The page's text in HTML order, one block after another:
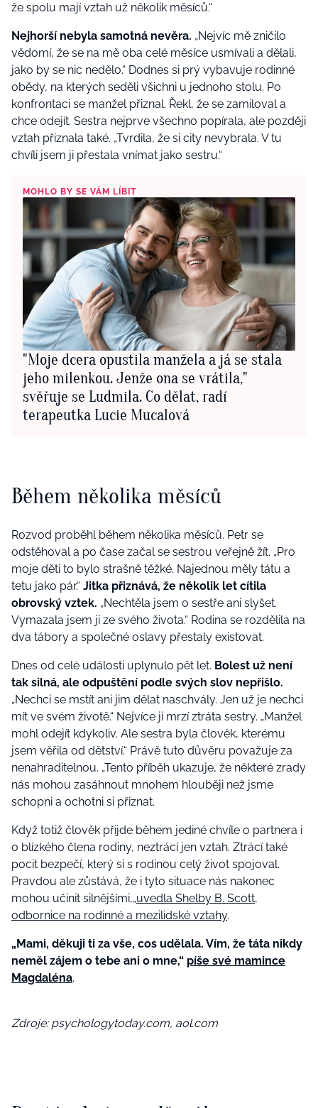
že spolu mají vztah už několik měsíců.“
Nejhorší nebyla samotná nevěra. „Nejvíc mě zničilo
vědomí, že se na mě oba celé měsíce usmívali a dělali,
jako by se nic nedělo.“ Dodnes si prý vybavuje rodinné
obědy, na kterých seděli všichni u jednoho stolu. Po
konfrontaci se manžel přiznal. Řekl, že se zamiloval a
chce odejít. Sestra nejprve všechno popírala, ale později
vztah přiznala také. „Tvrdila, že si city nevybrala. V tu
chvíli jsem ji přestala vnímat jako sestru.“
MOHLO BY SE VÁM LÍBIT
"Moje dcera opustila manžela a já se stala
jeho milenkou. Jenže ona se vrátila,"
svěřuje se Ludmila. Co dělat, radí
terapeutka Lucie Mucalová
Během několika měsíců
Rozvod proběhl během několika měsíců. Petr se
odstěhoval a po čase začal se sestrou veřejně žít. „Pro
moje děti to bylo strašně těžké. Najednou měly tátu a
tetu jako pár.“ Jitka přiznává, že několik let cítila
obrovský vztek. „Nechtěla jsem o sestře ani slyšet.
Vymazala jsem ji ze svého života.“ Rodina se rozdělila na
dva tábory a společné oslavy přestaly existovat.
Dnes od celé události uplynulo pět let. Bolest už není
tak silná, ale odpuštění podle svých slov nepřišlo.
„Nechci se mstít ani jim dělat naschvály. Jen už je nechci
mít ve svém životě.“ Nejvíce ji mrzí ztráta sestry. „Manžel
mohl odejít kdykoliv. Ale sestra byla člověk, kterému
jsem věřila od dětství.“ Právě tuto důvěru považuje za
nenahraditelnou. „Tento příběh ukazuje, že některé zrady
nás mohou zasáhnout mnohem hlouběji než jsme
schopni a ochotni si přiznat.
Když totiž člověk přijde během jediné chvíle o partnera i
o blízkého člena rodiny, neztrácí jen vztah. Ztrácí také
pocit bezpečí, který si s rodinou celý život spojoval.
Pravdou ale zůstává, že i tyto situace nás nakonec
mohou učinit silnějšími,„uvedla Shelby B. Scott,
odbornice na rodinné a mezilidské vztahy.
„Mami, děkuji ti za vše, cos udělala. Vím, že táta nikdy
neměl zájem o tebe ani o mne,“ píše své mamince
Magdaléna.
Zdroje: psychologytoday.com, aol.com